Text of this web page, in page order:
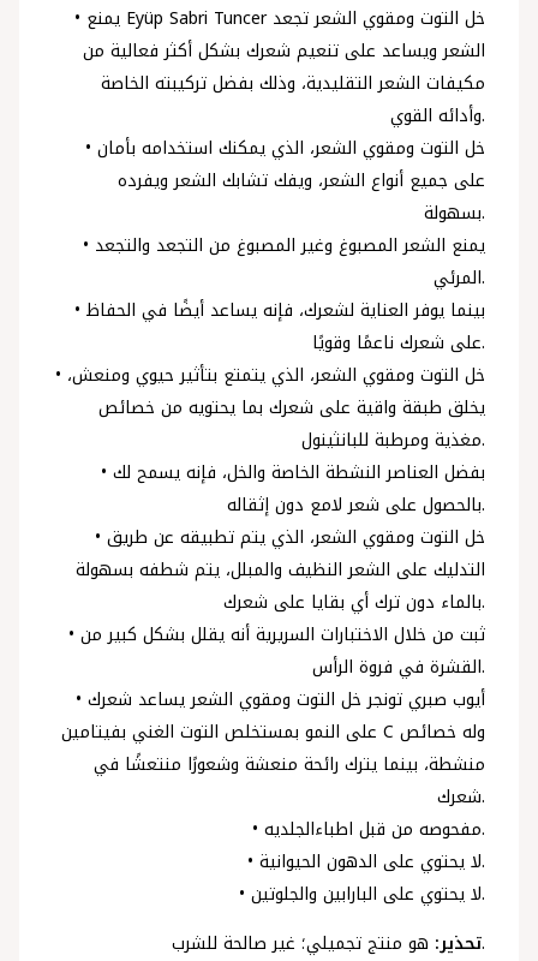
• يمنع Eyüp Sabri Tuncer خل التوت ومقوي الشعر تجعد
الشعر ويساعد على تنعيم شعرك بشكل أكثر فعالية من
مكيفات الشعر التقليدية، وذلك بفضل تركيبته الخاصة
وأدائه القوي.
• خل التوت ومقوي الشعر، الذي يمكنك استخدامه بأمان
على جميع أنواع الشعر، ويفك تشابك الشعر ويفرده
بسهولة.
• يمنع الشعر المصبوغ وغير المصبوغ من التجعد والتجعد
المرئي.
• بينما يوفر العناية لشعرك، فإنه يساعد أيضًا في الحفاظ
على شعرك ناعمًا وقويًا.
• خل التوت ومقوي الشعر، الذي يتمتع بتأثير حيوي ومنعش،
يخلق طبقة واقية على شعرك بما يحتويه من خصائص
مغذية ومرطبة للبانثينول.
• بفضل العناصر النشطة الخاصة والخل، فإنه يسمح لك
بالحصول على شعر لامع دون إثقاله.
• خل التوت ومقوي الشعر، الذي يتم تطبيقه عن طريق
التدليك على الشعر النظيف والمبلل، يتم شطفه بسهولة
بالماء دون ترك أي بقايا على شعرك.
• ثبت من خلال الاختبارات السريرية أنه يقلل بشكل كبير من
القشرة في فروة الرأس.
• أيوب صبري تونجر خل التوت ومقوي الشعر يساعد شعرك
على النمو بمستخلص التوت الغني بفيتامين C وله خصائص
منشطة، بينما يترك رائحة منعشة وشعورًا منتعشًا في
شعرك.
• مفحوصه من قبل اطباءالجلديه.
• لا يحتوي على الدهون الحيوانية.
• لا يحتوي على البارابين والجلوتين.
تحذير:هو منتج تجميلي؛ غير صالحة للشرب.